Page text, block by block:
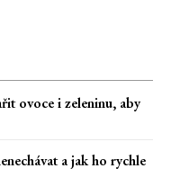
ovoce i zeleninu, aby
a jak ho rychle